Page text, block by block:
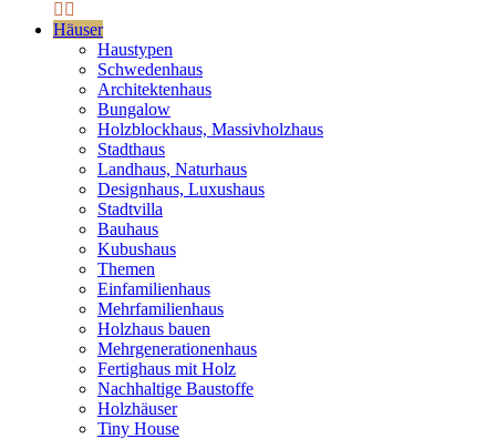
Häuser
Haustypen
Schwedenhaus
Architektenhaus
Bungalow
Holzblockhaus, Massivholzhaus
Stadthaus
Landhaus, Naturhaus
Designhaus, Luxushaus
Stadtvilla
Bauhaus
Kubushaus
Themen
Einfamilienhaus
Mehrfamilienhaus
Holzhaus bauen
Mehrgenerationenhaus
Fertighaus mit Holz
Nachhaltige Baustoffe
Holzhäuser
Tiny House